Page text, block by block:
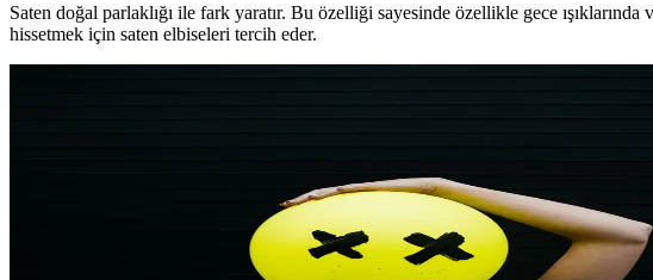
Saten doğal parlaklığı ile fark yaratır. Bu özelliği sayesinde özellikle gece ışıklarında
hissetmek için saten elbiseleri tercih eder.